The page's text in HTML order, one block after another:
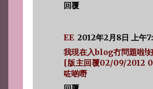
回覆
EE 2012年2月8日 上午
我現在入blog冇問題啦!
[版主回覆02/09/2012
咗啲嘢